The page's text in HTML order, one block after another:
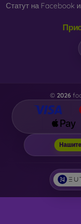
Статут на Facebook
© 2026